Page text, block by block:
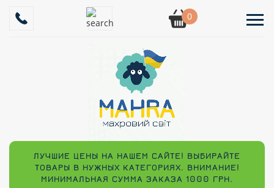
0
ЛУЧШИЕ ЦЕНЫ НА НАШЕМ САЙТЕ! ВЫБИРАЙТЕ
ТОВАРЫ В НУЖНЫХ КАТЕГОРИЯХ. ВНИМАНИЕ!
МИНИМАЛЬНАЯ СУММА ЗАКАЗА 1000 ГРН.